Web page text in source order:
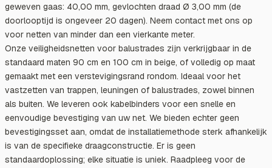
geweven gaas: 40,00 mm, gevlochten draad Ø 3,00 mm (de
doorlooptijd is ongeveer 20 dagen). Neem contact met ons op
voor netten van minder dan een vierkante meter.
Onze veiligheidsnetten voor balustrades zijn verkrijgbaar in de
standaard maten 90 cm en 100 cm in beige, of volledig op maat
gemaakt met een verstevigingsrand rondom. Ideaal voor het
vastzetten van trappen, leuningen of balustrades, zowel binnen
als buiten. We leveren ook kabelbinders voor een snelle en
eenvoudige bevestiging van uw net. We bieden echter geen
bevestigingsset aan, omdat de installatiemethode sterk afhankelijk
is van de specifieke draagconstructie. Er is geen
standaardoplossing; elke situatie is uniek. Raadpleeg voor de